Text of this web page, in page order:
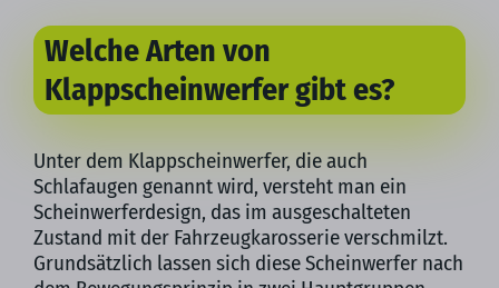
Welche Arten von
Klappscheinwerfer gibt es?
Unter dem Klappscheinwerfer, die auch
Schlafaugen genannt wird, versteht man ein
Scheinwerferdesign, das im ausgeschalteten
Zustand mit der Fahrzeugkarosserie verschmilzt.
Grundsätzlich lassen sich diese Scheinwerfer nach